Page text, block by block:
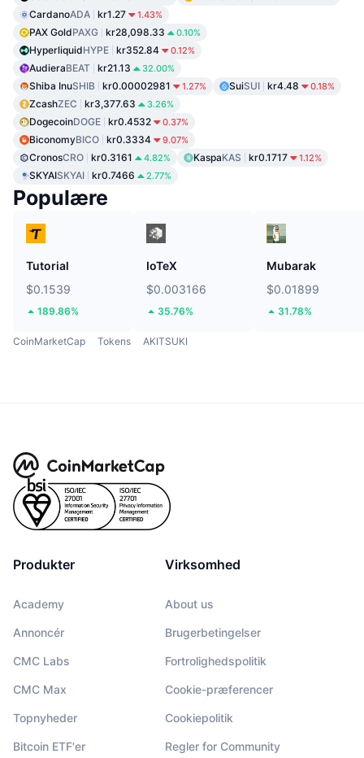
CardanoADA kr1.27 1.43%
PAX GoldPAXG kr28,098.33 0.10%
HyperliquidHYPE kr352.84 0.12%
AudieraBEAT kr21.13 32.00%
Shiba InuSHIB kr0.00002981 1.27% SuiSUI kr4.48 0.18%
ZcashZEC kr3,377.63 3.26%
DogecoinDOGE kr0.4532 0.37%
BiconomyBICO kr0.3334 9.07%
CronosCRO kr0.3161 4.82% KaspaKAS kr0.1717 1.12%
SKYAISKYAI kr0.7466 2.77%
Populære
Tutorial
$0.1539
189.86%
IoTeX
$0.003166
35.76%
Mubarak
$0.01899
31.78%
CoinMarketCap Tokens AKITSUKI
Produkter
Academy
Annoncér
CMC Labs
CMC Max
Topnyheder
Bitcoin ETF'er
Virksomhed
About us
Brugerbetingelser
Fortrolighedspolitik
Cookie-præferencer
Cookiepolitik
Regler for Community